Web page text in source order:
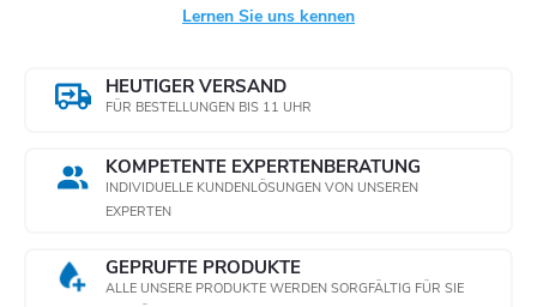
Lernen Sie uns kennen
HEUTIGER VERSAND
FÜR BESTELLUNGEN BIS 11 UHR
KOMPETENTE EXPERTENBERATUNG
INDIVIDUELLE KUNDENLÖSUNGEN VON UNSEREN
EXPERTEN
GEPRÜFTE PRODUKTE
ALLE UNSERE PRODUKTE WERDEN SORGFÄLTIG FÜR SIE